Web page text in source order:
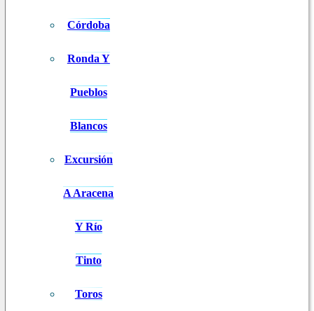
Córdoba
Ronda Y
Pueblos
Blancos
Excursión
A Aracena
Y Río
Tinto
Toros